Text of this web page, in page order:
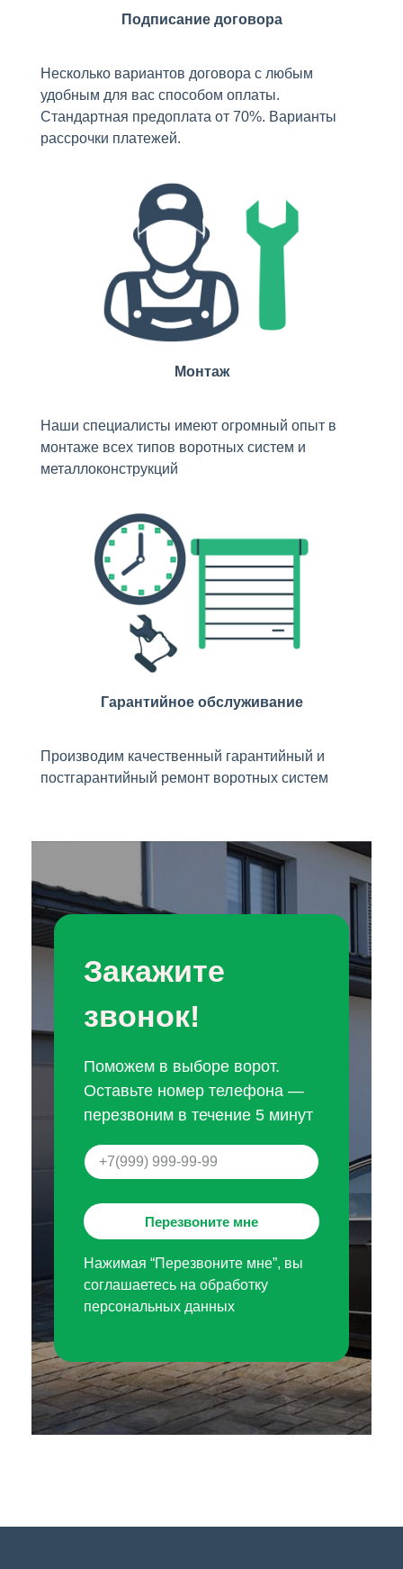
Подписание договора
Несколько вариантов договора с любым
удобным для вас способом оплаты.
Стандартная предоплата от 70%. Варианты
рассрочки платежей.
Монтаж
Наши специалисты имеют огромный опыт в
монтаже всех типов воротных систем и
металлоконструкций
Гарантийное обслуживание
Производим качественный гарантийный и
постгарантийный ремонт воротных систем
Закажите
звонок!
Поможем в выборе ворот.
Оставьте номер телефона —
перезвоним в течение 5 минут
Перезвоните мне
Нажимая “Перезвоните мне”, вы
соглашаетесь на обработку
персональных данных